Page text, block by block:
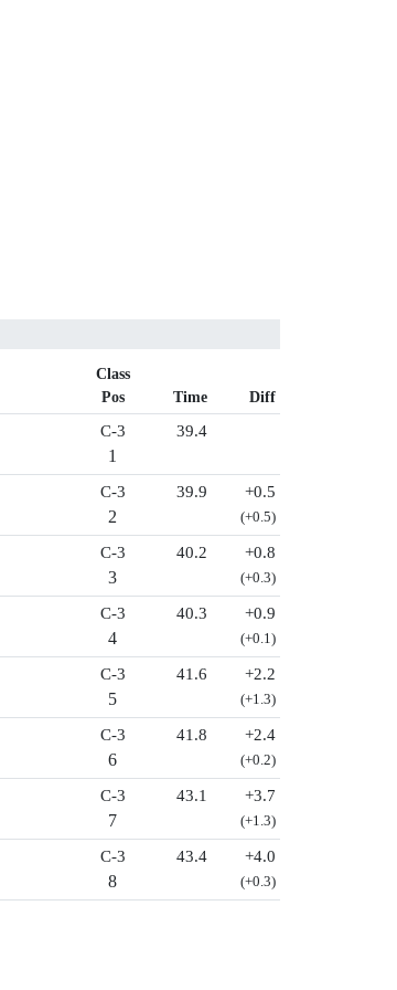
Class
Pos
Time Diff
C-3
1
39.4
C-3
2
39.9 +0.5
(+0.5)
C-3
3
40.2 +0.8
(+0.3)
C-3
4
40.3 +0.9
(+0.1)
C-3
5
41.6 +2.2
(+1.3)
C-3
6
41.8 +2.4
(+0.2)
C-3
7
43.1 +3.7
(+1.3)
C-3
8
43.4 +4.0
(+0.3)